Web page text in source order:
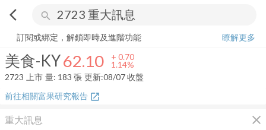
arrow_back_ios search
美食-KY 62.10+ 1.14%
訂閱或綁定，解鎖即時及進階功能
瞭解更多
美食-KY62.10 + 0.70
1.14%
2723
上市 量: 183 張 更新:08/07 收盤
前往相關富果研究報告 open_in_new
重大訊息 close